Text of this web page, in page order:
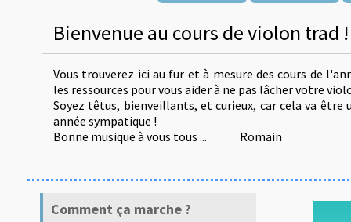
Bienvenue au cours de violon trad !
Vous trouverez ici au fur et à mesure des cours de
les ressources pour vous aider à ne pas lâcher votre
Soyez têtus, bienveillants, et curieux, car cela va être
année sympatique !
Bonne musique à vous tous ...
Romain
Comment ça marche ?